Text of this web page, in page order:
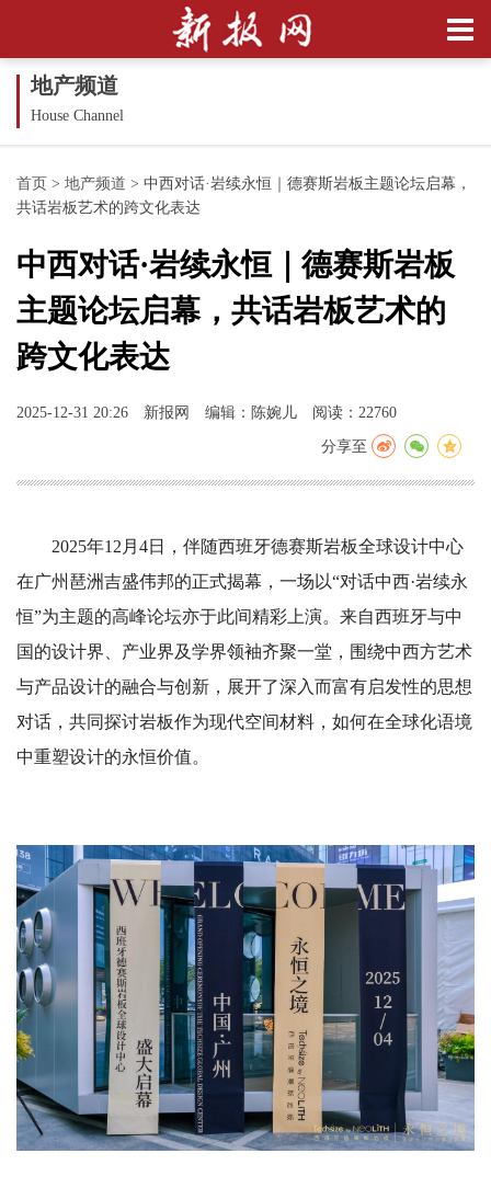
地产频道
House Channel
首页 > 地产频道 > 中西对话·岩续永恒｜德赛斯岩板主题论坛启幕，
共话岩板艺术的跨文化表达
中西对话·岩续永恒｜德赛斯岩板
主题论坛启幕，共话岩板艺术的
跨文化表达
2025-12-31 20:26 新报网 编辑：陈婉儿 阅读：22760
分享至
2025年12月4日，伴随西班牙德赛斯岩板全球设计中心
在广州琶洲吉盛伟邦的正式揭幕，一场以“对话中西·岩续永
恒”为主题的高峰论坛亦于此间精彩上演。来自西班牙与中
国的设计界、产业界及学界领袖齐聚一堂，围绕中西方艺术
与产品设计的融合与创新，展开了深入而富有启发性的思想
对话，共同探讨岩板作为现代空间材料，如何在全球化语境
中重塑设计的永恒价值。